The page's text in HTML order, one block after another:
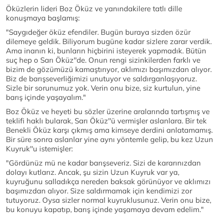
Öküzlerin lideri Boz Öküz ve yanındakilere tatlı dille
konuşmaya başlamış:
"Saygıdeğer öküz efendiler. Bugün buraya sizden özür
dilemeye geldik. Biliyorum bugüne kadar sizlere zarar verdik.
Ama inanın ki, bunların hiçbirini isteyerek yapmadık. Bütün
suç hep o Sarı Öküz''de. Onun rengi sizinkilerden farklı ve
bizim de gözümüzü kamaştırıyor, aklımızı başımızdan alıyor.
Biz de barışseverliğimizi unutuyor ve saldırganlaşıyoruz.
Sizle bir sorunumuz yok. Verin onu bize, siz kurtulun, yine
barış içinde yaşayalım."
Boz Öküz ve heyeti bu sözler üzerine aralarında tartışmış ve
teklifi haklı bularak, Sarı Öküz''ü vermişler aslanlara. Bir tek
Benekli Öküz karşı çıkmış ama kimseye derdini anlatamamış.
Bir süre sonra aslanlar yine aynı yöntemle gelip, bu kez Uzun
Kuyruk''u istemişler:
"Gördünüz mü ne kadar barışseveriz. Sizi de kararınızdan
dolayı kutlarız. Ancak, şu sizin Uzun Kuyruk var ya,
kuyruğunu salladıkça nereden baksak görünüyor ve aklımızı
başımızdan alıyor. Size saldırmamak için kendimizi zor
tutuyoruz. Oysa sizler normal kuyruklusunuz. Verin onu bize,
bu konuyu kapatıp, barış içinde yaşamaya devam edelim."